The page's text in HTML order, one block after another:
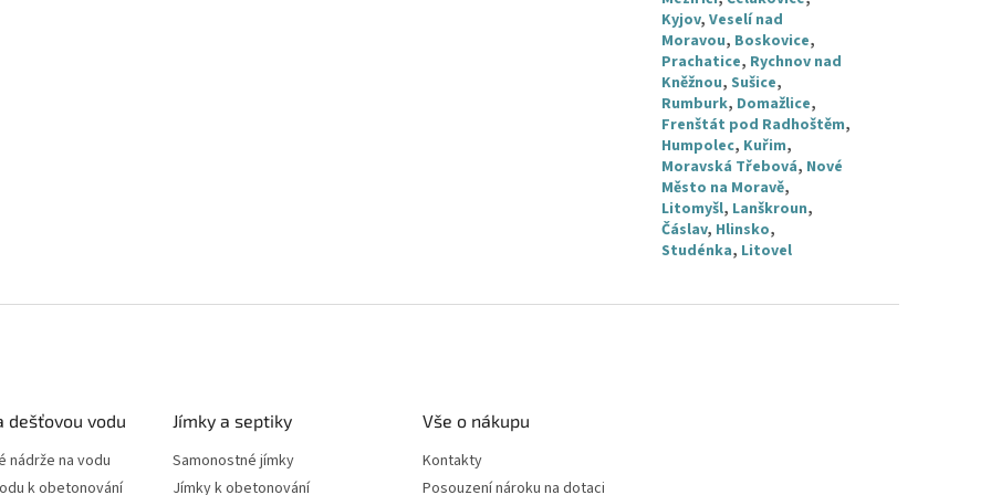
Kyjov,Veselí nad
Moravou, Boskovice,
Prachatice, Rychnov nad
Kněžnou,Sušice,
Rumburk, Domažlice,
Frenštát pod Radhoštěm,
Humpolec, Kuřim,
Moravská Třebová, Nové
Město na Moravě,
Litomyšl, Lanškroun,
Čáslav, Hlinsko,
Studénka, Litovel
dešťovou vodu
nádrže na vodu
k obetonování
Jímky a septiky
Samonostné jímky
Jímky k obetonování
Vše o nákupu
Kontakty
Posouzení nároku na dotaci